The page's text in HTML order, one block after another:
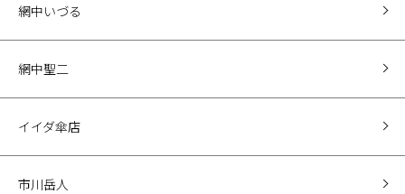
網中いづる
網中聖二
イイダ傘店
市川岳人